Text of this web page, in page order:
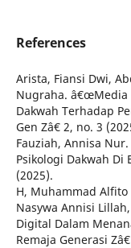
References
Arista, Fiansi Dwi,
Nugraha. â€œMedia
Dakwah Terhadap
Gen Zâ€ 2, no. 3
Fauziah, Annisa
Psikologi Dakwah Di
(2025).
H, Muhammad Alfito
Nasywa Annisi
Digital Dalam
Remaja Generasi